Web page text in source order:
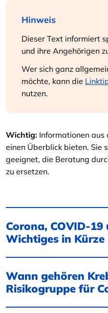
Hinweis
Dieser Text informiert
und ihre Angehörigen
Wer sich ganz
möchte, kann die
nutzen.
Wichtig: Informationen aus
einen Überblick bieten. Sie
geeignet, die Beratung
zu ersetzen.
Corona, COVID-19
Wichtiges in Kürze
Wann gehören
Risikogruppe für